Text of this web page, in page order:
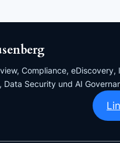
Compliance, eDiscovery,
Data Security und AI